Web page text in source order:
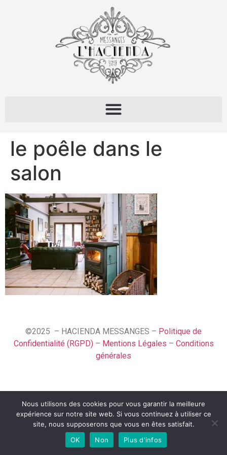
le poêle dans le
salon
©2025 – HACIENDA MESSANGES – Politique de
Confidentialité (RGPD)– Mentions Légales – Conditions
générales
English (UK)
Français
Español
Nous utilisons des cookies pour vous garantir la meilleure
expérience sur notre site web. Si vous continuez à utiliser ce
site, nous supposerons que vous en êtes satisfait.
OK
Non Plus d'infos